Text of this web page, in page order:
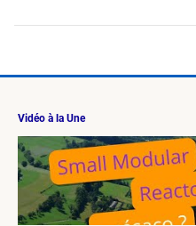
Vidéo à la Une